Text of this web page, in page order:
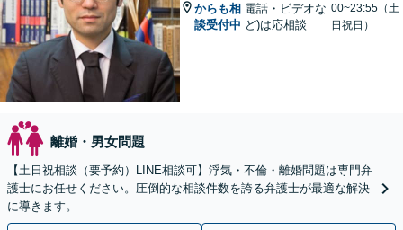
からも相
談受付中
電話・ビデオな
ど)は応相談
00~23:55（土
日祝日）
離婚・男女問題
【土日祝相談（要予約）LINE相談可】浮気・不倫・離婚問題は専門弁
護士にお任せください。圧倒的な相談件数を誇る弁護士が最適な解決
に導きます。